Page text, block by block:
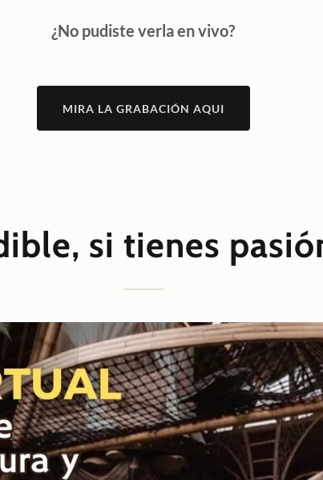
¿No pudiste verla en vivo?
MIRA LA GRABACIÓN AQUI
si tienes